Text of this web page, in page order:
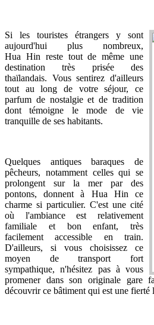
Si les touristes étrangers y sont
aujourd'hui plus nombreux,
Hua Hin reste tout de même une
destination très prisée des
thaïlandais. Vous sentirez d'ailleurs
tout au long de votre séjour, ce
parfum de nostalgie et de tradition
dont témoigne le mode de vie
tranquille de ses habitants.
Quelques antiques baraques de
pêcheurs, notamment celles qui se
prolongent sur la mer par des
pontons, donnent à Hua Hin ce
charme si particulier. C'est une cité
où l'ambiance est relativement
familiale et bon enfant, très
facilement accessible en train.
D'ailleurs, si vous choisissez ce
moyen de transport fort
sympathique, n'hésitez pas à vous
promener dans son originale gare
découvrir ce bâtiment qui est une fierté